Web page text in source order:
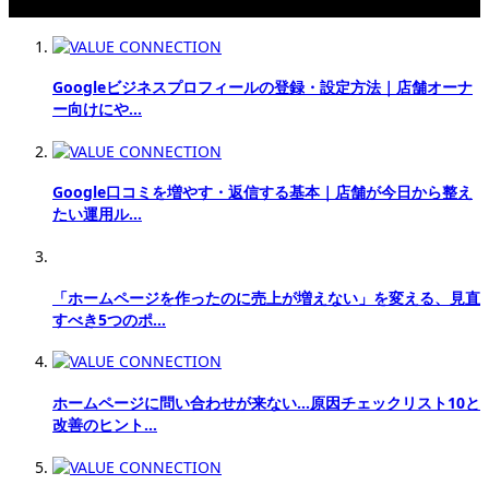
Googleビジネスプロフィールの登録・設定方法｜店舗オーナ
ー向けにや…
Google口コミを増やす・返信する基本｜店舗が今日から整え
たい運用ル…
「ホームページを作ったのに売上が増えない」を変える、見直
すべき5つのポ…
ホームページに問い合わせが来ない…原因チェックリスト10と
改善のヒント…